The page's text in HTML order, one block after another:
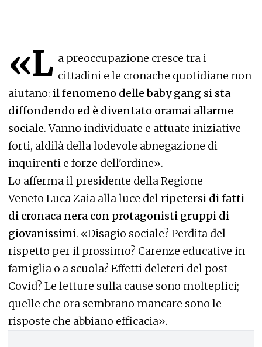
«L a preoccupazione cresce tra i
cittadini e le cronache quotidiane non
aiutano: il fenomeno delle baby gang si sta
diffondendo ed è diventato oramai allarme
sociale. Vanno individuate e attuate iniziative
forti, aldilà della lodevole abnegazione di
inquirenti e forze dell'ordine».
Lo afferma il presidente della Regione
Veneto Luca Zaia alla luce delripetersi di fatti
di cronaca nera con protagonisti gruppi di
giovanissimi. «Disagio sociale? Perdita del
rispetto per il prossimo? Carenze educative in
famiglia o a scuola? Effetti deleteri del post
Covid? Le letture sulla cause sono molteplici;
quelle che ora sembrano mancare sono le
risposte che abbiano efficacia».